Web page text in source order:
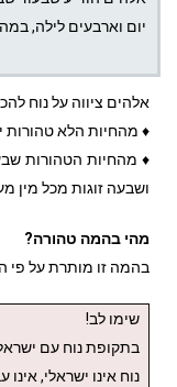
יום וארבעים לילה,
אלהים ציווה על נוח
♦ מהחיות הלא טהורות
♦ מהחיות הטהורות
ושבעה זוגות מכל מין
מהי בהמה טהורה?
בהמה זו מותרת על פי
שימו לב!
בתקופת נוח עם ישראל
נוח אינו ישראלי, אינו